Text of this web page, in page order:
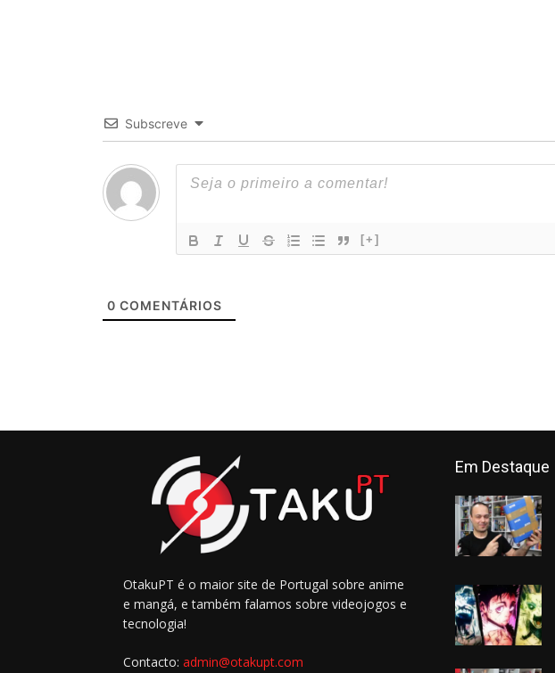
Subscreve
[+]
0 COMENTÁRIOS
OtakuPT é o maior site de Portugal sobre anime
e mangá, e também falamos sobre videojogos e
tecnologia!
Contacto: admin@otakupt.com
Em Destaque